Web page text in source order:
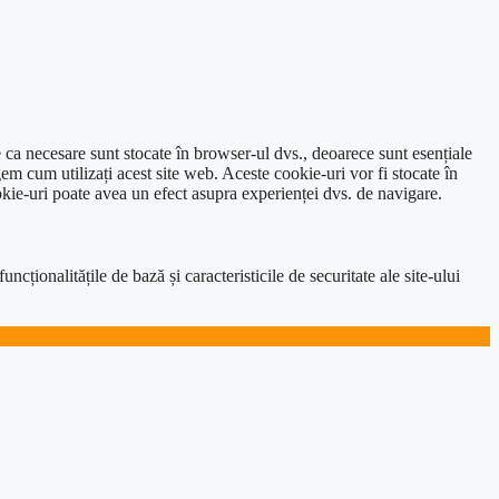
necesare sunt stocate în browser-ul dvs., deoarece sunt esențiale
cum utilizați acest site web. Aceste cookie-uri vor fi stocate în
uri poate avea un efect asupra experienței dvs. de navigare.
de bază și caracteristicile de securitate ale site-ului